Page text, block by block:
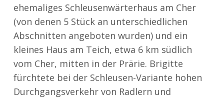
ehemaliges Schleusenwärterhaus am Cher
(von denen 5 Stück an unterschiedlichen
Abschnitten angeboten wurden) und ein
kleines Haus am Teich, etwa 6 km südlich
vom Cher, mitten in der Prärie. Brigitte
fürchtete bei der Schleusen-Variante hohen
Durchgangsverkehr von Radlern und